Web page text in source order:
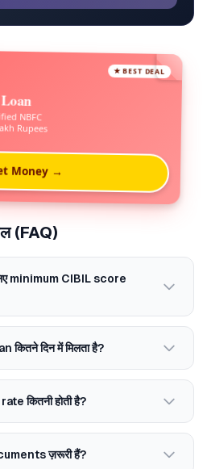
★ BEST DEAL
NBFC
Rupees
Money →
(FAQ)
minimum CIBIL score
कितने दिन में मिलता है?
कितनी होती है?
ज़रूरी हैं?